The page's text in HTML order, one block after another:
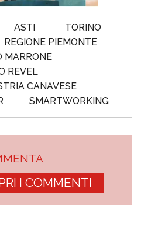
ASTI
TORINO
REGIONE PIEMONTE
MARRONE
REVEL
CANAVESE
SMARTWORKING
I COMMENTI